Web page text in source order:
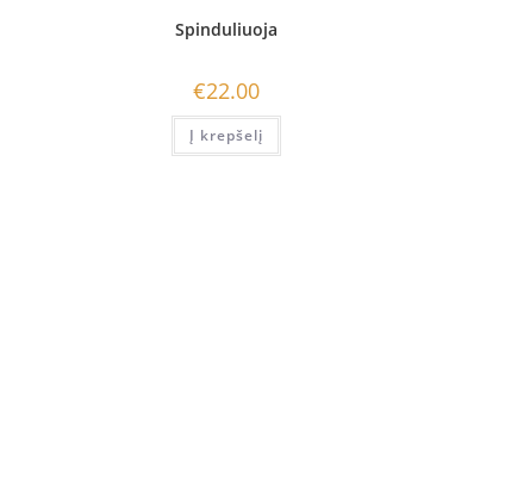
Spinduliuoja
€22.00
Į krepšelį